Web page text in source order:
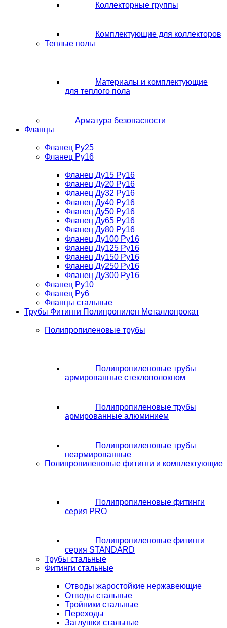
Коллекторные группы
Комплектующие для коллекторов
Теплые полы
Материалы и комплектующие
для теплого пола
Арматура безопасности
Фланцы
Фланец Ру25
Фланец Ру16
Фланец Ду15 Ру16
Фланец Ду20 Ру16
Фланец Ду32 Ру16
Фланец Ду40 Ру16
Фланец Ду50 Ру16
Фланец Ду65 Ру16
Фланец Ду80 Ру16
Фланец Ду100 Ру16
Фланец Ду125 Ру16
Фланец Ду150 Ру16
Фланец Ду250 Ру16
Фланец Ду300 Ру16
Фланец Ру10
Фланец Ру6
Фланцы стальные
Трубы Фитинги Полипропилен Металлопрокат
Полипропиленовые трубы
Полипропиленовые трубы
армированные стекловолокном
Полипропиленовые трубы
армированные алюминием
Полипропиленовые трубы
неармированные
Полипропиленовые фитинги и комплектующие
Полипропиленовые фитинги
серия PRO
Полипропиленовые фитинги
серия STANDARD
Трубы стальные
Фитинги стальные
Отводы жаростойкие нержавеющие
Отводы стальные
Тройники стальные
Переходы
Заглушки стальные